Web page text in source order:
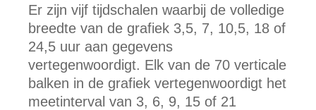
Er zijn vijf tijdschalen waarbij de volledige
breedte van de grafiek 3,5, 7, 10,5, 18 of
24,5 uur aan gegevens
vertegenwoordigt. Elk van de 70 verticale
balken in de grafiek vertegenwoordigt het
meetinterval van 3, 6, 9, 15 of 21